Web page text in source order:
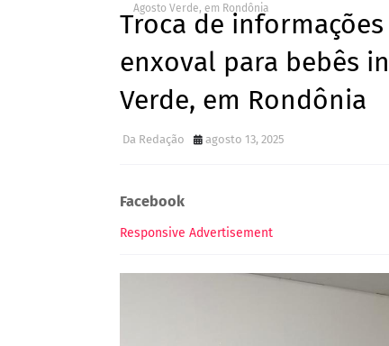
Agosto Verde, em Rondônia
Troca de
enxoval para bebês
Verde, em Rondônia
Da Redação agosto 13, 2025
Facebook
Responsive Advertisement